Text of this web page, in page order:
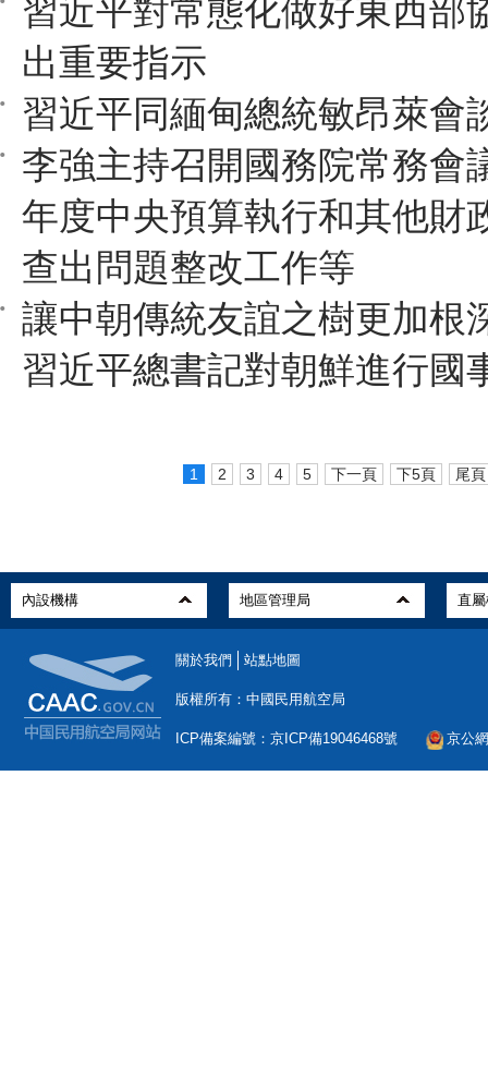
習近平對常態化做好東西部
出重要指示
習近平同緬甸總統敏昂萊會
李強主持召開國務院常務會
年度中央預算執行和其他財
查出問題整改工作等
讓中朝傳統友誼之樹更加
習近平總書記對朝鮮進行國
1 2 3 4 5 下一頁 下5頁 尾頁
關於我們 站點地圖
版權所有：中國民用航空局
ICP備案編號：京ICP備19046468號 京公